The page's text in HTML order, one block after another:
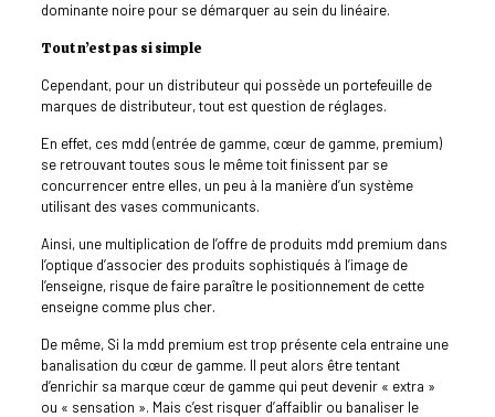
dominante noire pour se démarquer au sein du linéaire.
Tout n’est pas si simple
Cependant, pour un distributeur qui possède un portefeuille de
marques de distributeur, tout est question de réglages.
En effet, ces mdd (entrée de gamme, cœur de gamme, premium)
se retrouvant toutes sous le même toit finissent par se
concurrencer entre elles, un peu à la manière d’un système
utilisant des vases communicants.
Ainsi, une multiplication de l’offre de produits mdd premium dans
l’optique d’associer des produits sophistiqués à l’image de
l’enseigne, risque de faire paraître le positionnement de cette
enseigne comme plus cher.
De même, Si la mdd premium est trop présente cela entraine une
banalisation du cœur de gamme. Il peut alors être tentant
d’enrichir sa marque cœur de gamme qui peut devenir « extra »
ou « sensation ». Mais c’est risquer d’affaiblir ou banaliser le